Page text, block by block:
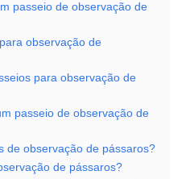
passeio de observação de
observação de
para observação de
passeio de observação de
de observação de pássaros?
de pássaros?